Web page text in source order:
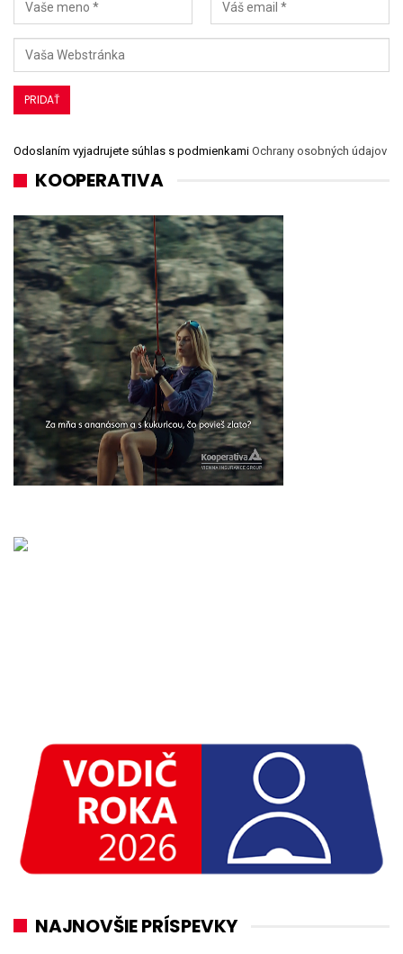
Odoslaním vyjadrujete súhlas s podmienkami Ochrany osobných údajov
KOOPERATIVA
NAJNOVŠIE PRÍSPEVKY